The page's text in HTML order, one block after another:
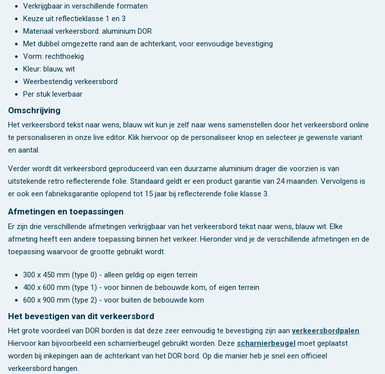
Verkrijgbaar in verschillende formaten
Keuze uit reflectieklasse 1 en 3
Materiaal verkeersbord: aluminium DOR
Met dubbel omgezette rand aan de achterkant, voor eenvoudige bevestiging
Vorm: rechthoekig
Kleur: blauw, wit
Weerbestendig verkeersbord
Per stuk leverbaar
Omschrijving
Het verkeersbord tekst naar wens, blauw wit kun je zelf naar wens samenstellen door het verkeersbord online
te personaliseren in onze live editor. Klik hiervoor op de personaliseer knop en selecteer je gewenste variant
en aantal.
Verder wordt dit verkeersbord geproduceerd van een duurzame aluminium drager die voorzien is van
uitstekende retro reflecterende folie. Standaard geldt er een product garantie van 24 maanden. Vervolgens is
er ook een fabrieksgarantie oplopend tot 15 jaar bij reflecterende folie klasse 3.
Afmetingen en toepassingen
Er zijn drie verschillende afmetingen verkrijgbaar van het verkeersbord tekst naar wens, blauw wit. Elke
afmeting heeft een andere toepassing binnen het verkeer. Hieronder vind je de verschillende afmetingen en de
toepassing waarvoor de grootte gebruikt wordt.
300 x 450 mm (type 0) - alleen geldig op eigen terrein
400 x 600 mm (type 1) - voor binnen de bebouwde kom, of eigen terrein
600 x 900 mm (type 2) - voor buiten de bebouwde kom
Het bevestigen van dit verkeersbord
Het grote voordeel van DOR borden is dat deze zeer eenvoudig te bevestiging zijn aanverkeersbordpalen.
Hiervoor kan bijvoorbeeld een scharnierbeugel gebruikt worden. Deze scharnierbeugel moet geplaatst
worden bij inkepingen aan de achterkant van het DOR bord. Op die manier heb je snel een officieel
verkeersbord hangen.